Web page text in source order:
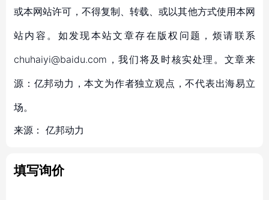
或本网站许可，不得复制、转载、或以其他方式使用本网
站内容。如发现本站文章存在版权问题，烦请联系
chuhaiyi@baidu.com，我们将及时核实处理。文章来
源：亿邦动力，本文为作者独立观点，不代表出海易立
场。
来源： 亿邦动力
填写询价